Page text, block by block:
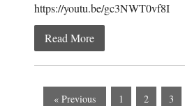
https://youtu.be/gc3NWT0vf8I
Read More
« Previous 1 2 3